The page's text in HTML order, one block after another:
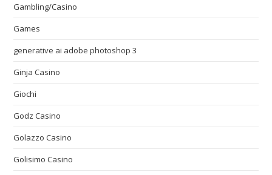
Gambling/Casino
Games
generative ai adobe photoshop 3
Ginja Casino
Giochi
Godz Casino
Golazzo Casino
Golisimo Casino